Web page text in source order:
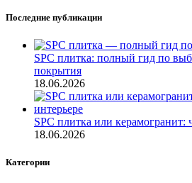
Последние публикации
SPC плитка: полный гид по
покрытия
18.06.2026
SPC плитка или керамогранит:
18.06.2026
Категории